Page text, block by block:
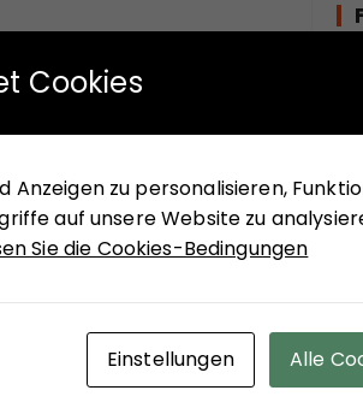
Cookies
Anzeigen zu personalisieren,
auf unsere Website zu
Sie die Cookies-Bedingungen
Einstellungen Alle